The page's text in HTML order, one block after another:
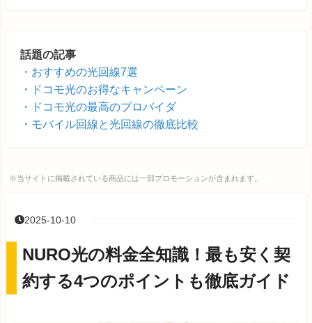
話題の記事
おすすめの光回線7選
ドコモ光のお得なキャンペーン
ドコモ光の最高のプロバイダ
モバイル回線と光回線の徹底比較
※当サイトに掲載されている商品には一部プロモーションが含まれます。
2025-10-10
NURO光の料金全知識！最も安く契
約する4つのポイントも徹底ガイド